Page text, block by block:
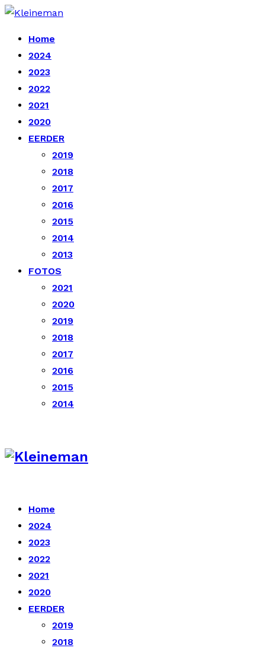
Home
2024
2023
2022
2021
2020
EERDER
2019
2018
2017
2016
2015
2014
2013
FOTOS
2021
2020
2019
2018
2017
2016
2015
2014
Home
2024
2023
2022
2021
2020
EERDER
2019
2018